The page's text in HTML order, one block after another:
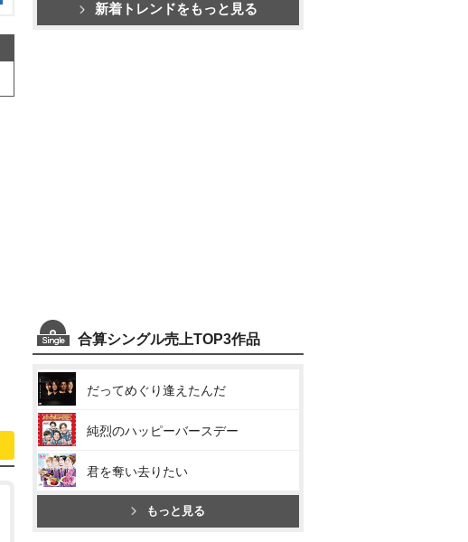
新着トレンドをもっと見る
合算シングル売上TOP3作品
だってめぐり逢えたんだ
純烈のハッピーバースデー
君を奪い去りたい
もっと見る